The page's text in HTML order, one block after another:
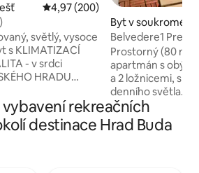
Průměrné hodnocení 4,97 z 5,
4,97 (200)
světlý, vysoce
s KLIMATIZACÍ
- v srdci
HRADU
CHYTRÁ
30 metrů
Byt v soukromém
í ve městě
Belvedere1
na Dunaj,
Prostorný (80 m²
apartmán s
a 2 ložnicemi, s
denního světla.
další toaleta,
Dunaj, vysoké
podlaha stará
rekreačních
destinace Hrad Buda